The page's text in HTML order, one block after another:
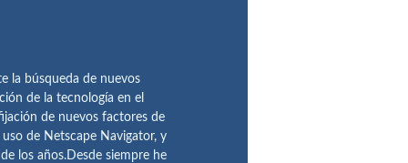
la búsqueda de nuevos
de la tecnología en el
de nuevos factores de
de Netscape Navigator, y
los años.Desde siempre he